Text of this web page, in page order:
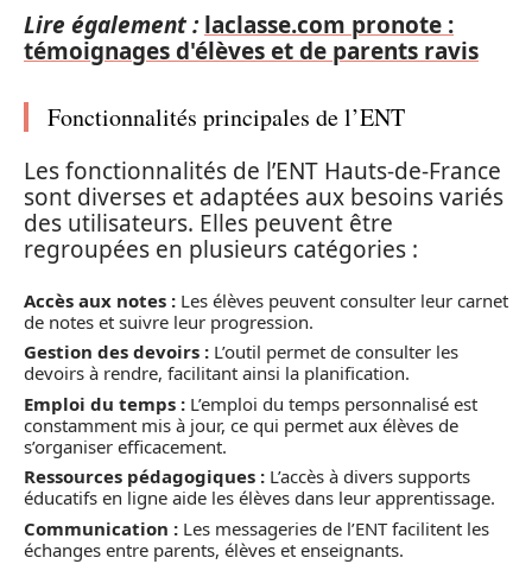
Lire également : laclasse.com pronote :
témoignages d'élèves et de parents ravis
Fonctionnalités principales de l’ENT
Les fonctionnalités de l’ENT Hauts-de-France
sont diverses et adaptées aux besoins variés
des utilisateurs. Elles peuvent être
regroupées en plusieurs catégories :
Accès aux notes : Les élèves peuvent consulter leur carnet
de notes et suivre leur progression.
Gestion des devoirs : L’outil permet de consulter les
devoirs à rendre, facilitant ainsi la planification.
Emploi du temps : L’emploi du temps personnalisé est
constamment mis à jour, ce qui permet aux élèves de
s’organiser efficacement.
Ressources pédagogiques : L’accès à divers supports
éducatifs en ligne aide les élèves dans leur apprentissage.
Communication : Les messageries de l’ENT facilitent les
échanges entre parents, élèves et enseignants.